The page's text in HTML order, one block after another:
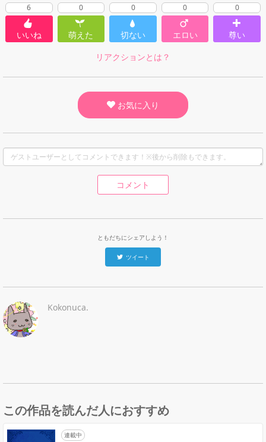
6
いいね
0
萌えた
0
切ない
0
エロい
0
尊い
リアクションとは？
お気に入り
コメント
ともだちにシェアしよう！
ツイート
Kokonuca.
この作品を読んだ人におすすめ
連載中